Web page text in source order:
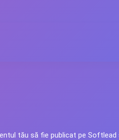
tău să fie publicat pe